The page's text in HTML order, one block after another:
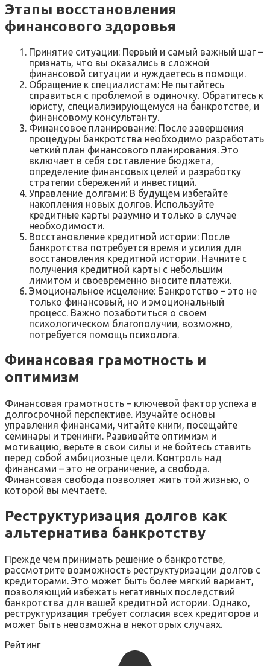
Этапы восстановления
финансового здоровья
Принятие ситуации: Первый и самый важный шаг –
признать, что вы оказались в сложной
финансовой ситуации и нуждаетесь в помощи.
Обращение к специалистам: Не пытайтесь
справиться с проблемой в одиночку. Обратитесь к
юристу, специализирующемуся на банкротстве, и
финансовому консультанту.
Финансовое планирование: После завершения
процедуры банкротства необходимо разработать
четкий план финансового планирования. Это
включает в себя составление бюджета,
определение финансовых целей и разработку
стратегии сбережений и инвестиций.
Управление долгами: В будущем избегайте
накопления новых долгов. Используйте
кредитные карты разумно и только в случае
необходимости.
Восстановление кредитной истории: После
банкротства потребуется время и усилия для
восстановления кредитной истории. Начните с
получения кредитной карты с небольшим
лимитом и своевременно вносите платежи.
Эмоциональное исцеление: Банкротство – это не
только финансовый, но и эмоциональный
процесс. Важно позаботиться о своем
психологическом благополучии, возможно,
потребуется помощь психолога.
Финансовая грамотность и
оптимизм
Финансовая грамотность – ключевой фактор успеха в
долгосрочной перспективе. Изучайте основы
управления финансами, читайте книги, посещайте
семинары и тренинги. Развивайте оптимизм и
мотивацию, верьте в свои силы и не бойтесь ставить
перед собой амбициозные цели. Контроль над
финансами – это не ограничение, а свобода.
Финансовая свобода позволяет жить той жизнью, о
которой вы мечтаете.
Реструктуризация долгов как
альтернатива банкротству
Прежде чем принимать решение о банкротстве,
рассмотрите возможность реструктуризации долгов с
кредиторами. Это может быть более мягкий вариант,
позволяющий избежать негативных последствий
банкротства для вашей кредитной истории. Однако,
реструктуризация требует согласия всех кредиторов и
может быть невозможна в некоторых случаях.
Рейтинг